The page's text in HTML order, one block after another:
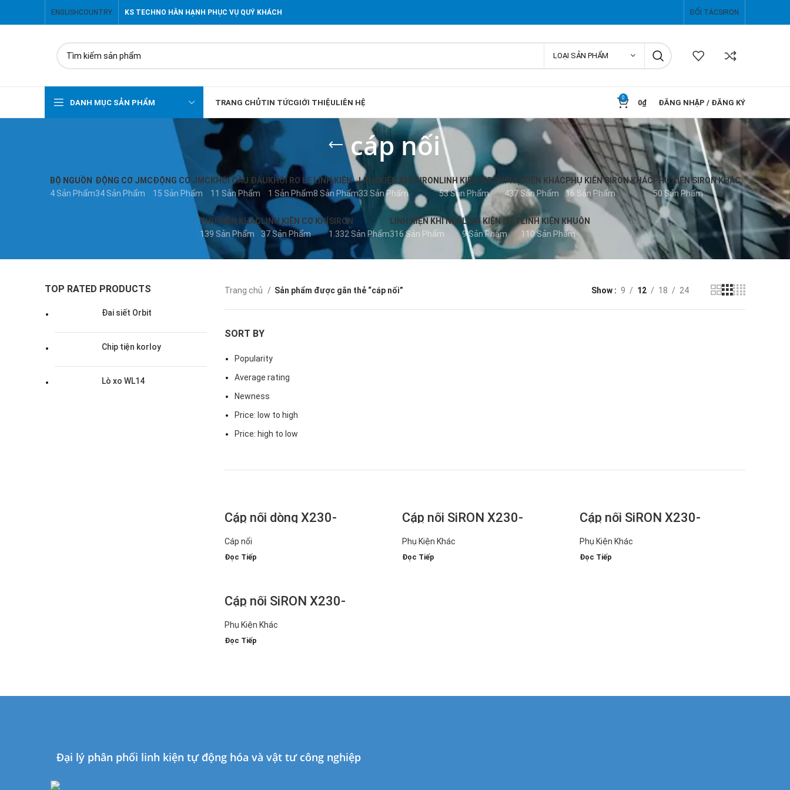
ENGLISH COUNTRY KS TECHNO HÂN HẠNH PHỤC VỤ QUÝ KHÁCH ĐỐI TÁCSIRON
LOẠI SẢN PHẨM
DANH MỤC SẢN PHẨM TRANG CHỦTIN TỨCGIỚI THIỆULIÊN HỆ
0
0₫ ĐĂNG NHẬP / ĐĂNG KÝ
cáp nối
BỘ NGUỒN
4 Sản Phẩm
ĐỘNG CƠ JMC
34 Sản Phẩm
ĐỘNG CƠ JMC
15 Sản Phẩm
KHỐI CẦU ĐẤU
11 Sản Phẩm
KHỐI RƠ LE
1 Sản Phẩm
LINH KIỆN
8 Sản Phẩm
LINH KIỆN KHÍ SIRON
33 Sản Phẩm
LINH KIỆN SIRON
53 Sản Phẩm
PHỤ KIỆN KHÁC
437 Sản Phẩm
PHỤ KIÊN SIRON KHÁC
16 Sản Phẩm
PHỤ KIỆN SIRON KHÁC
50 Sản Phẩm
PHỤ KIỆN KHÁC
139 Sản Phẩm
LINH KIỆN CƠ KHÍ
37 Sản Phẩm
SIRON
1.332 Sản Phẩm
LINH KIỆN KHÍ NÉN
316 Sản Phẩm
LINH KIỆN SIẾT
9 Sản Phẩm
LINH KIỆN KHUÔN
110 Sản Phẩm
TOP RATED PRODUCTS
Đai siết Orbit
Chip tiện korloy
Lò xo WL14
Trang chủ Sản phẩm được gắn thẻ “cáp nối” Show 9 12 18 24
SORT BY
Popularity
Average rating
Newness
Price: low to high
Price: high to low
Cáp nối dòng X230-
2(3)DSHI
Cáp nối
Đọc Tiếp
Cáp nối SiRON X230-
2(3)-1000
Phụ Kiện Khác
Đọc Tiếp
Cáp nối SiRON X230-
2(3)-2000
Phụ Kiện Khác
Đọc Tiếp
Cáp nối SiRON X230-
2(3)-3000
Phụ Kiện Khác
Đọc Tiếp
Đại lý phân phối linh kiện tự động hóa và vật tư công nghiệp